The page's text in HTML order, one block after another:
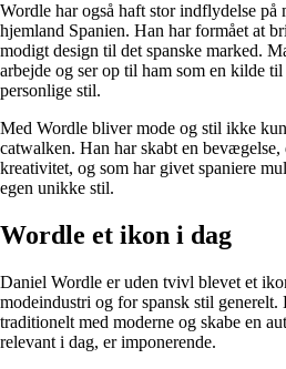
Wordle har også haft stor indflydelse på
hjemland Spanien. Han har formået at
modigt design til det spanske marked.
arbejde og ser op til ham som en kilde
personlige stil.
Med Wordle bliver mode og stil ikke
catwalken. Han har skabt en
kreativitet, og som har givet spaniere
egen unikke stil.
Wordle et ikon i dag
Daniel Wordle er uden tvivl blevet et
modeindustri og for spansk stil
traditionelt med moderne og skabe en
relevant i dag, er imponerende.